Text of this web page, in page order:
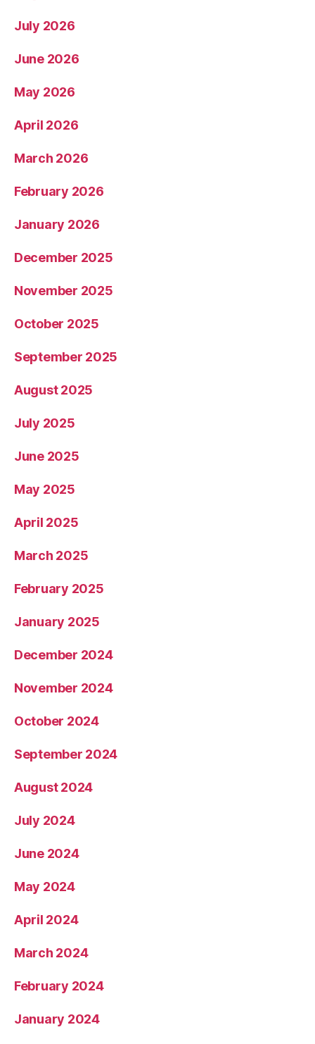
July 2026
June 2026
May 2026
April 2026
March 2026
February 2026
January 2026
December 2025
November 2025
October 2025
September 2025
August 2025
July 2025
June 2025
May 2025
April 2025
March 2025
February 2025
January 2025
December 2024
November 2024
October 2024
September 2024
August 2024
July 2024
June 2024
May 2024
April 2024
March 2024
February 2024
January 2024